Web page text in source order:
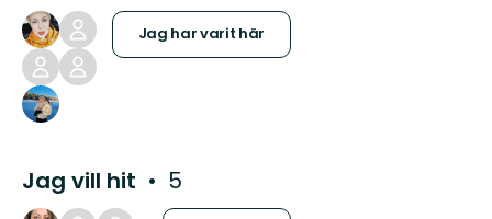
Jag har varit här
Jag vill hit 5